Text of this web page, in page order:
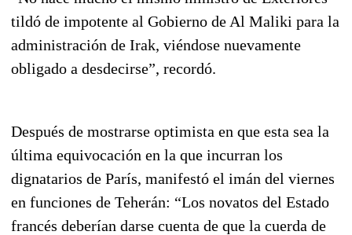
tildó de impotente al Gobierno de Al Maliki para la
administración de Irak, viéndose nuevamente
obligado a desdecirse”, recordó.
Después de mostrarse optimista en que esta sea la
última equivocación en la que incurran los
dignatarios de París, manifestó el imán del viernes
en funciones de Teherán: “Los novatos del Estado
francés deberían darse cuenta de que la cuerda de